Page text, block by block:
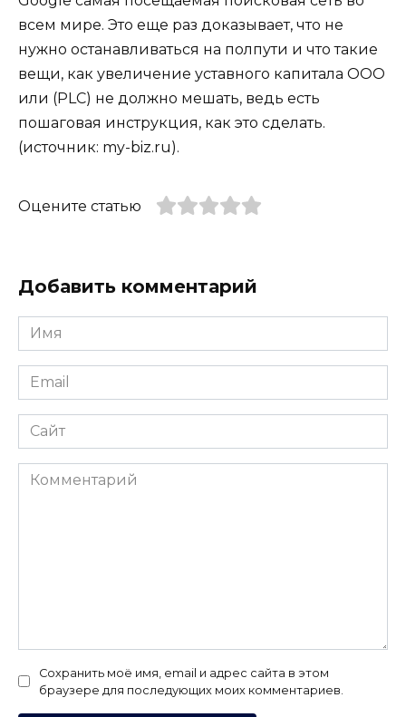
всем мире. Это еще раз доказывает, что не
нужно останавливаться на полпути и что такие
вещи, как увеличение уставного капитала ООО
или (PLC) не должно мешать, ведь есть
пошаговая инструкция, как это сделать.
(источник: my-biz.ru).
Оцените статью
Добавить комментарий
Имя
*
Email
*
Сайт
Комментарий
Сохранить моё имя, email и адрес сайта в этом
браузере для последующих моих комментариев.